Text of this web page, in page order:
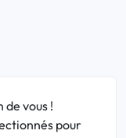
vous !
pour